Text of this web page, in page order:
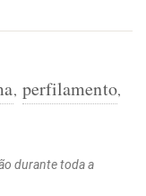
, perfilamento,
durante toda a